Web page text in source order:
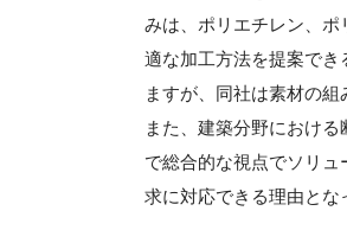
みは、ポリエチレン、
適な加工方法を提案で
ますが、同社は素材の
また、建築分野におけ
で総合的な視点でソリ
求に対応できる理由とな